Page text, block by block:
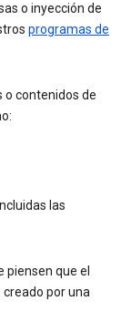
o inyección de
programas de
o contenidos de
las
piensen que el
por una